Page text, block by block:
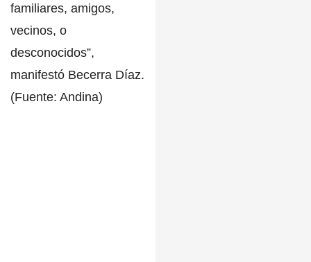
familiares, amigos,
vecinos, o
desconocidos”,
manifestó Becerra Díaz.
(Fuente: Andina)